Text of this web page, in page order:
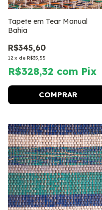
Tapete em Tear Manual
Bahia
R$345,60
12 x de R$35,55
R$328,32 com Pix
COMPRAR
1/3